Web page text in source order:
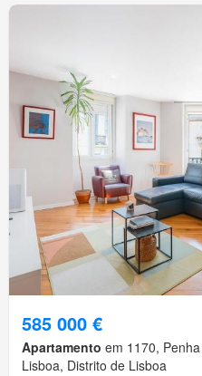
585 000 €
Apartamento em 1170,
Lisboa, Distrito de Lisboa